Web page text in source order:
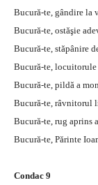
Bucură-te, gândire la
Bucură-te, ostăşie
Bucură-te, stăpânire
Bucură-te,
Bucură-te, pildă a
Bucură-te, râvnitorul
Bucură-te, rug aprins
Bucură-te, Părinte
Condac 9